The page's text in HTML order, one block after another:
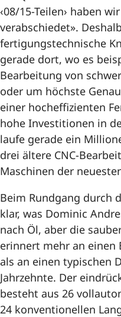
‹08/15-Teilen› haben
verabschiedet».
fertigungstechnische
gerade dort, wo es
Bearbeitung von
oder um höchste
einer hocheffizienten
hohe Investitionen in
laufe gerade ein
drei ältere CNC-
Maschinen der
Beim Rundgang durch
klar, was Dominic
nach Öl, aber die
erinnert mehr an einen
als an einen typischen
Jahrzehnte. Der
besteht aus 26
24 konventionellen